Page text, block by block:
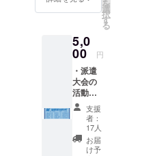
を
選
択
す
る
5,0
00 円
・派遣
大会の
活動報
告 ・オ
リジナ
ルタオ
ル
（H850
支援
者：
17人
お届
け予